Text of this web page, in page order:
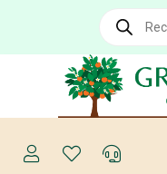
Recherche
produits